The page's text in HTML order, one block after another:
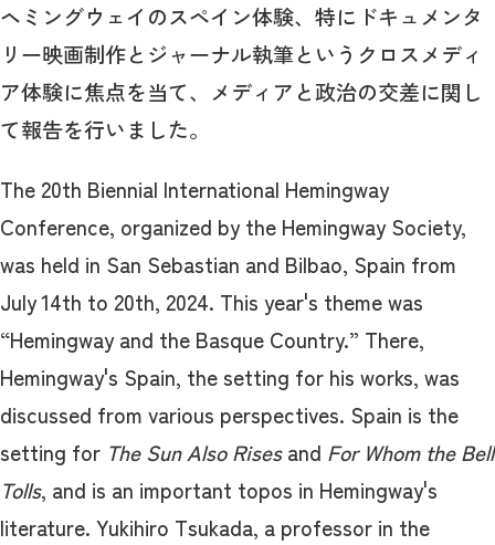
ヘミングウェイのスペイン体験、特にドキュメンタ
リー映画制作とジャーナル執筆というクロスメディ
ア体験に焦点を当て、メディアと政治の交差に関し
て報告を行いました。
The 20th Biennial International Hemingway
Conference, organized by the Hemingway Society,
was held in San Sebastian and Bilbao, Spain from
July 14th to 20th, 2024. This year's theme was
“Hemingway and the Basque Country.” There,
Hemingway's Spain, the setting for his works, was
discussed from various perspectives. Spain is the
setting for The Sun Also Risesand For Whom the Bell
Tolls, and is an important topos in Hemingway's
literature. Yukihiro Tsukada, a professor in the